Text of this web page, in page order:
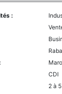
:
CDI
2 à